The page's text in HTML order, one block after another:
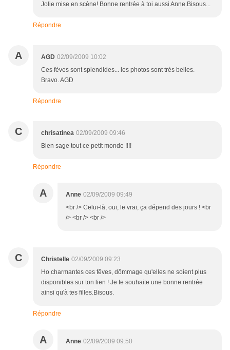
Jolie mise en scène! Bonne rentrée à toi aussi Anne.Bisous...
Répondre
A AGD 02/09/2009 10:02
Ces fèves sont splendides... les photos sont très belles.
Bravo. AGD
Répondre
C chrisatinea 02/09/2009 09:46
Bien sage tout ce petit monde !!!!
Répondre
A Anne 02/09/2009 09:49
<br /> Celui-là, oui, le vrai, ça dépend des jours ! <br
/> <br /> <br />
C Christelle 02/09/2009 09:23
Ho charmantes ces fêves, dômmage qu'elles ne soient plus
disponibles sur ton lien ! Je te souhaite une bonne rentrée
ainsi qu'à tes filles.Bisous.
Répondre
A Anne 02/09/2009 09:50